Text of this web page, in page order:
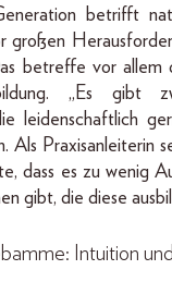
betrifft
großen
betreffe vor
„Es gibt
leidenschaftlich
Als Praxisanleiterin
dass es zu wenig
gibt, die diese
Intuition